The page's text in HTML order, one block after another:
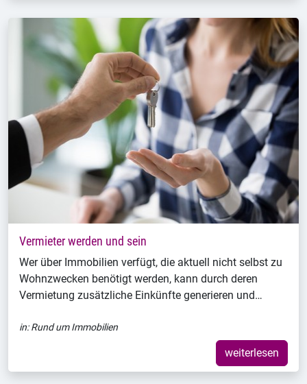
Vermieter werden und sein
Wer über Immobilien verfügt, die aktuell nicht selbst zu
Wohnzwecken benötigt werden, kann durch deren
Vermietung zusätzliche Einkünfte generieren und…
in:Rund um Immobilien
weiterlesen